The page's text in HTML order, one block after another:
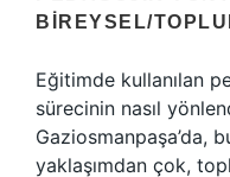
BIREYSEL/
Eğitimde kullanılan
sürecinin nasıl
Gaziosmanpaşa’da,
yaklaşımdan çok,